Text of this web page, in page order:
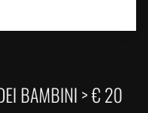
BAMBINI > € 20